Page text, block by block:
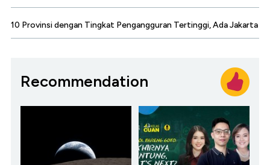
10 Provinsi dengan Tingkat Pengangguran Tertinggi, Ada Jakarta
Recommendation